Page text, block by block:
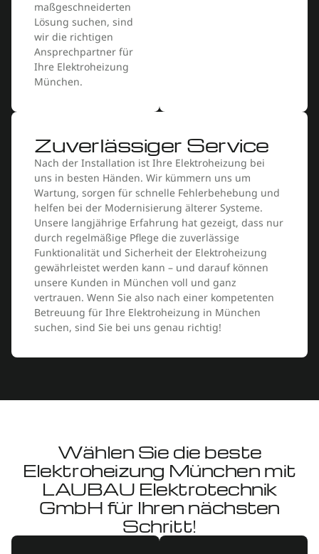
maßgeschneiderten
Lösung suchen, sind
wir die richtigen
Ansprechpartner für
Ihre Elektroheizung
München.
Zuverlässiger Service
Nach der Installation ist Ihre Elektroheizung bei
uns in besten Händen. Wir kümmern uns um
Wartung, sorgen für schnelle Fehlerbehebung und
helfen bei der Modernisierung älterer Systeme.
Unsere langjährige Erfahrung hat gezeigt, dass nur
durch regelmäßige Pflege die zuverlässige
Funktionalität und Sicherheit der Elektroheizung
gewährleistet werden kann – und darauf können
unsere Kunden in München voll und ganz
vertrauen. Wenn Sie also nach einer kompetenten
Betreuung für Ihre Elektroheizung in München
suchen, sind Sie bei uns genau richtig!
Wählen Sie die beste
Elektroheizung München mit
LAUBAU Elektrotechnik
GmbH für Ihren nächsten
Schritt!